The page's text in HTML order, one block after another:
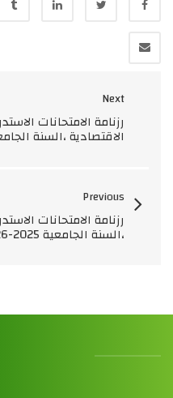
Next
رزنامة الامتحانات
الاقتصادية ،السنة الجامعية
Previous
رزنامة الامتحانات
،السنة الجامعية 2025-2026